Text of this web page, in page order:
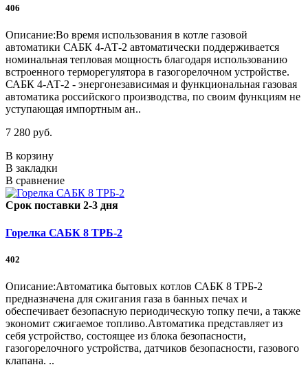
406
Описание:Во время использования в котле газовой
автоматики САБК 4-АТ-2 автоматически поддерживается
номинальная тепловая мощность благодаря использованию
встроенного терморегулятора в газогорелочном устройстве.
САБК 4-АТ-2 - энергонезависимая и функциональная газовая
автоматика российского производства, по своим функциям не
уступающая импортным ан..
7 280 руб.
В корзину
В закладки
В сравнение
Срок поставки 2-3 дня
Горелка САБК 8 ТРБ-2
402
Описание:Автоматика бытовых котлов САБК 8 ТРБ-2
предназначена для сжигания газа в банных печах и
обеспечивает безопасную периодическую топку печи, а также
экономит сжигаемое топливо.Автоматика представляет из
себя устройство, состоящее из блока безопасности,
газогорелочного устройства, датчиков безопасности, газового
клапана. ..